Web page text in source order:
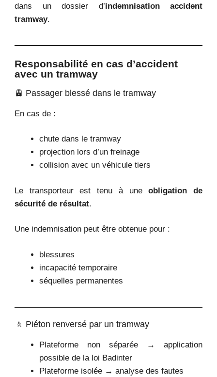
dans un dossier d’indemnisation accident
tramway.
Responsabilité en cas d’accident
avec un tramway
🚊 Passager blessé dans le tramway
En cas de :
chute dans le tramway
projection lors d’un freinage
collision avec un véhicule tiers
Le transporteur est tenu à uneobligation de
sécurité de résultat.
Une indemnisation peut être obtenue pour :
blessures
incapacité temporaire
séquelles permanentes
🚶 Piéton renversé par un tramway
Plateforme non séparée → application
possible de la loi Badinter
Plateforme isolée → analyse des fautes